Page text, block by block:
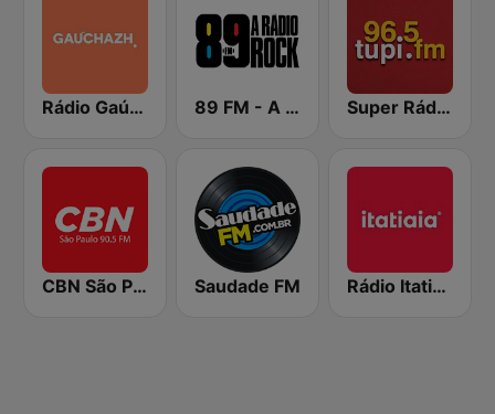
Rádio Gaúcha ZH 89 FM - A Rádio Rock Super Rádio Tupi
CBN São Paulo Saudade FM Rádio Itatiaia FM